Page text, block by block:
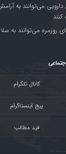
دارویی می‌توانند به
روزمره می‌توانند به
کانال تلگرام
پیج اینستاگرام
فید مطالب